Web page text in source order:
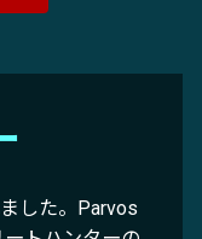
した。Parvos